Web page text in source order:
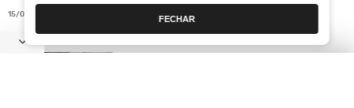
15/09
Novo álbum de Rita Ora será lançado em
novembroFECHAR